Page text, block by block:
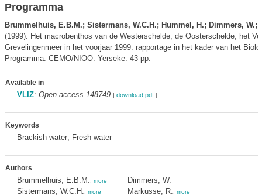
Programma
Brummelhuis, E.B.M.; Sistermans, W.C.H.; Hummel, H.; Dimmers, W.;
(1999). Het macrobenthos van de Westerschelde, de Oosterschelde, het
Grevelingenmeer in het voorjaar 1999: rapportage in het kader van het
Programma. CEMO/NIOO: Yerseke. 43 pp.
Available in
VLIZ: Open access 148749 [ download pdf]
Keywords
Brackish water; Fresh water
Authors
Brummelhuis, E.B.M. more
Sistermans, W.C.H. more
Dimmers, W.
Markusse, R.
more